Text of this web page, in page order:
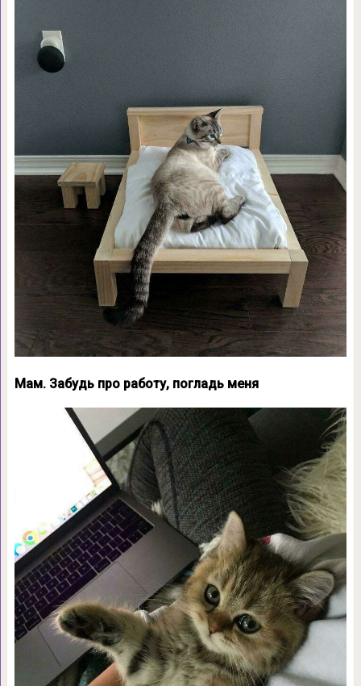
Мам. Забудь про работу, погладь меня